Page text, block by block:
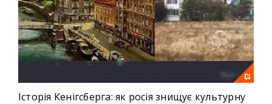
Історія Кенігсберга: як росія знищує культурну